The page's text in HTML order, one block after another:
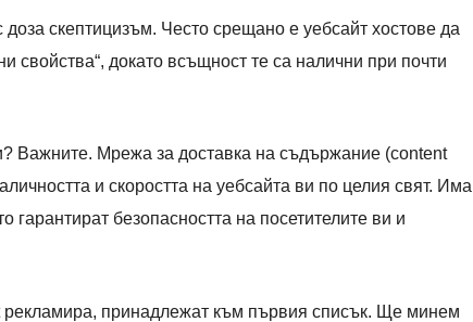
скептицизъм. Често срещано е уебсайт хостове да
свойства“, докато всъщност те са налични при почти
Важните. Мрежа за доставка на съдържание (content
и скоростта на уебсайта ви по целия свят. Има
гарантират безопасността на посетителите ви и
рекламира, принадлежат към първия списък. Ще минем